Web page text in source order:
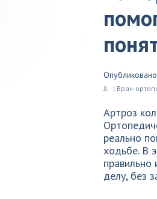
| Врач-
Артроз
реально
ходьбе. В
делу, без